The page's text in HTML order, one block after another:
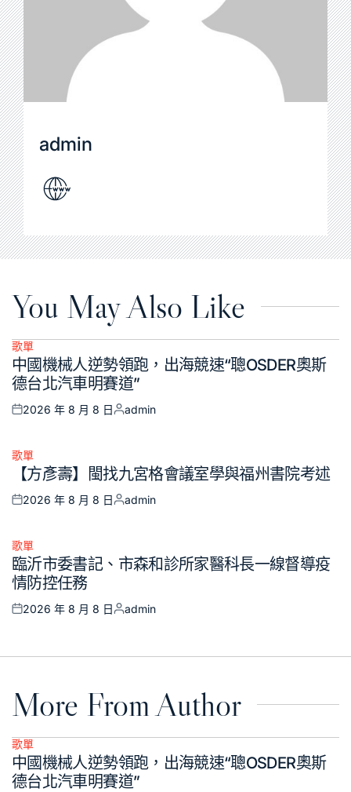
admin
You May Also Like
Posted
in
歌單
中國機械人逆勢領跑，出海競速“聰OSDER奧斯
德台北汽車明賽道”
Posted
2026 年 8 月 8 日
Posted
admin
Posted
歌單
【方彥壽】閩找九宮格會議室學與福州書院考述
Posted
2026 年 8 月 8 日
Posted
admin
Posted
in
歌單
臨沂市委書記、市森和診所家醫科長一線督導疫
情防控任務
Posted
2026 年 8 月 8 日
Posted
admin
More From Author
Posted
in
歌單
中國機械人逆勢領跑，出海競速“聰OSDER奧斯
德台北汽車明賽道”